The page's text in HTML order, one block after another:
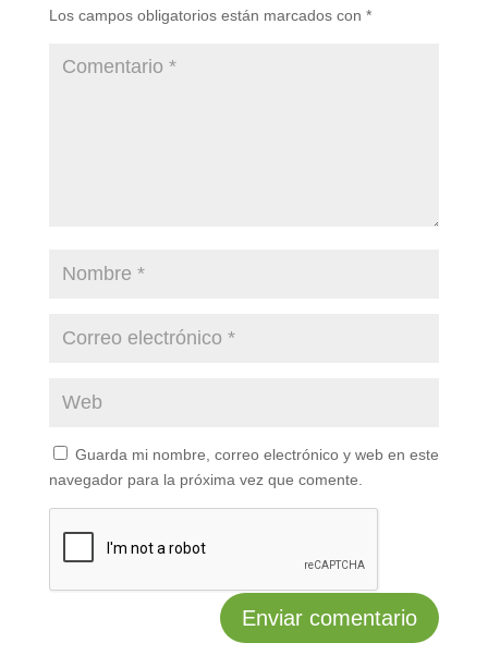
Los campos obligatorios están marcados con *
Guarda mi nombre, correo electrónico y web en este
navegador para la próxima vez que comente.